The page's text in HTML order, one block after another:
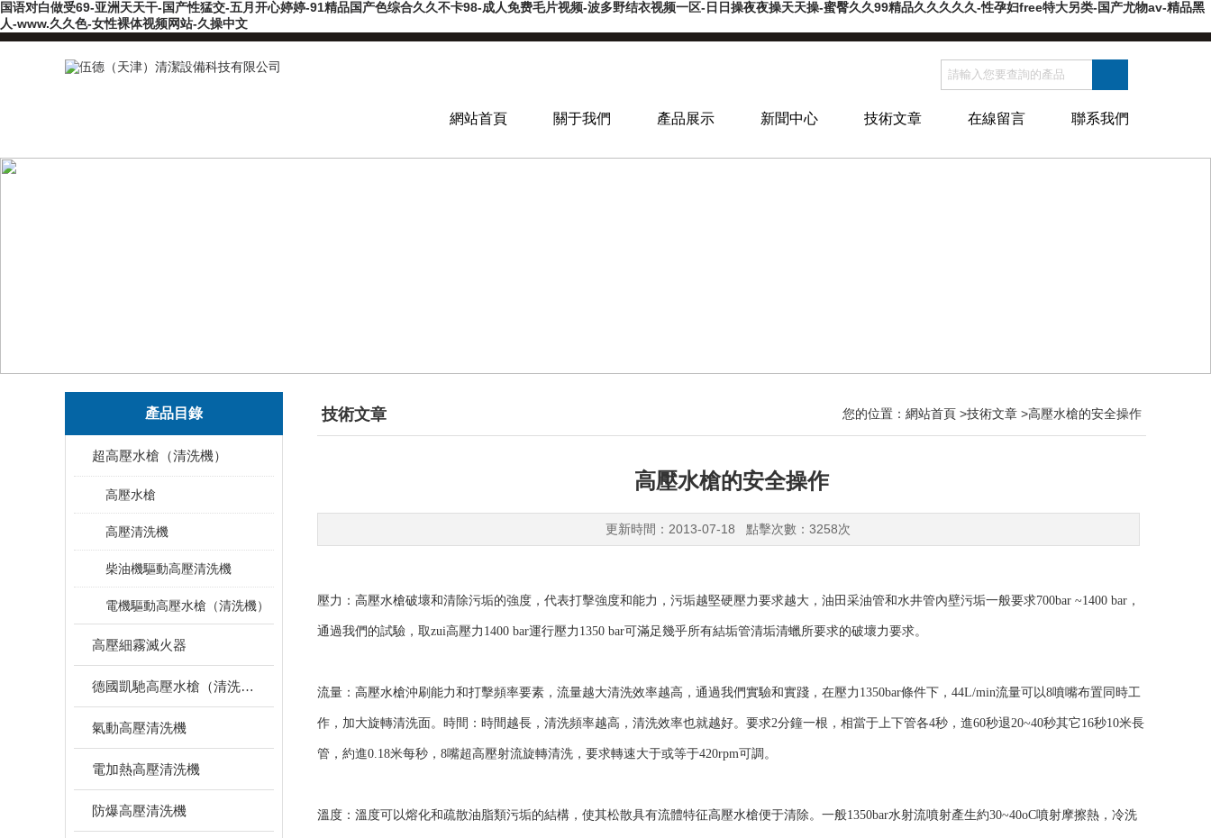
国语对白做受69-亚洲天天干-国产性猛交-五月开心婷婷-91精品国产色综合久久不卡98-成人免费毛片视频-波多野结衣视频一区-日日操夜夜操天天操-蜜臀久久99精品久久久久久-性孕妇free特大另类-国产尤物av-精品黑
人-www.久久色-女性裸体视频网站-久操中文
網站首頁 關于我們 產品展示 新聞中心 技術文章 在線留言 聯系我們
產品目錄
超高壓水槍（清洗機）
高壓水槍
高壓清洗機
柴油機驅動高壓清洗機
電機驅動高壓水槍（清洗機）
高壓細霧滅火器
德國凱馳高壓水槍（清洗機）
氣動高壓清洗機
電加熱高壓清洗機
防爆高壓清洗機
技術文章 您的位置： 網站首頁 >技術文章 >高壓水槍的安全操作
高壓水槍的安全操作
更新時間：2013-07-18 點擊次數：3258次
壓力： 高壓水槍破壞和清除污垢的強度，代表打擊強度和能力，污垢越堅硬壓力要求越大，油田采油管和水井管內壁污垢一般要求700bar ~1400 bar，
通過我們的試驗，取zui高壓力1400 bar運行壓力1350 bar可滿足幾乎所有結垢管清垢清蠟所要求的破壞力要求。
流量： 高壓水槍沖刷能力和打擊頻率要素，流量越大清洗效率越高，通過我們實驗和實踐，在壓力1350bar條件下，44L/min流量可以8噴嘴布置同時工
作，加大旋轉清洗面。時間：時間越長，清洗頻率越高，清洗效率也就越好。要求2分鐘一根，相當于上下管各4秒，進60秒退20~40秒其它16秒10米長
管，約進0.18米每秒，8嘴超高壓射流旋轉清洗，要求轉速大于或等于420rpm可調。
溫度：溫度可以熔化和疏散油脂類污垢的結構，使其松散具有流體特征高壓水槍便于清除。一般1350bar水射流噴射產生約30~40oC噴射摩擦熱，冷洗